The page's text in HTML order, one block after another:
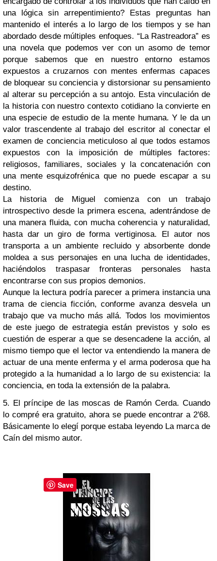
una lógica sin arrepentimiento? Estas preguntas han
mantenido el interés a lo largo de los tiempos y se han
abordado desde múltiples enfoques. “La Rastreadora” es
una novela que podemos ver con un asomo de temor
porque sabemos que en nuestro entorno estamos
expuestos a cruzarnos con mentes enfermas capaces
de bloquear su conciencia y distorsionar su pensamiento
al alterar su percepción a su antojo. Esta vinculación de
la historia con nuestro contexto cotidiano la convierte en
una especie de estudio de la mente humana. Y le da un
valor trascendente al trabajo del escritor al conectar el
examen de conciencia meticuloso al que todos estamos
expuestos con la imposición de múltiples factores:
religiosos, familiares, sociales y la concatenación con
una mente esquizofrénica que no puede escapar a su
destino.
La historia de Miguel comienza con un trabajo
introspectivo desde la primera escena, adentrándose de
una manera fluida, con mucha coherencia y naturalidad,
hasta dar un giro de forma vertiginosa. El autor nos
transporta a un ambiente recluido y absorbente donde
moldea a sus personajes en una lucha de identidades,
haciéndolos traspasar fronteras personales hasta
encontrarse con sus propios demonios.
Aunque la lectura podría parecer a primera instancia una
trama de ciencia ficción, conforme avanza desvela un
trabajo que va mucho más allá. Todos los movimientos
de este juego de estrategia están previstos y solo es
cuestión de esperar a que se desencadene la acción, al
mismo tiempo que el lector va entendiendo la manera de
actuar de una mente enferma y el arma poderosa que ha
protegido a la humanidad a lo largo de su existencia: la
conciencia, en toda la extensión de la palabra.
5. El príncipe de las moscas de Ramón Cerda. Cuando
lo compré era gratuito, ahora se puede encontrar a 2'68.
Básicamente lo elegí porque estaba leyendo La marca de
Caín del mismo autor.
Save